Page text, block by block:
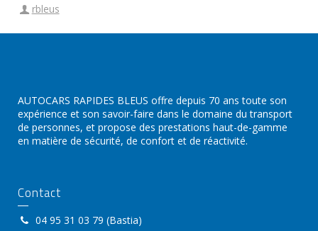
rbleus
AUTOCARS RAPIDES BLEUS offre depuis 70 ans toute son
expérience et son savoir-faire dans le domaine du transport
de personnes, et propose des prestations haut-de-gamme
en matière de sécurité, de confort et de réactivité.
Contact
04 95 31 03 79 (Bastia)